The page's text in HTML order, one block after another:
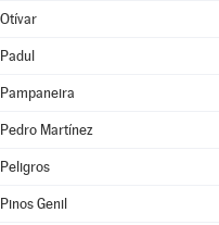
Otívar
Padul
Pampaneira
Pedro Martínez
Peligros
Pinos Genil